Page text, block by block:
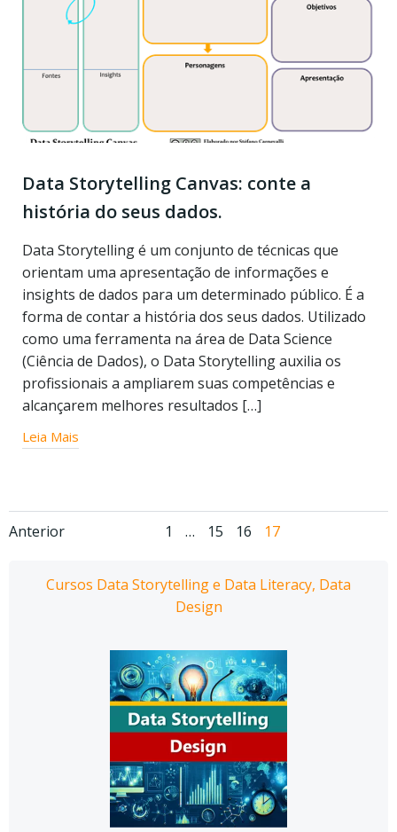
Data Storytelling Canvas: conte a
história do seus dados.
Data Storytelling é um conjunto de técnicas que
orientam uma apresentação de informações e
insights de dados para um determinado público. É a
forma de contar a história dos seus dados. Utilizado
como uma ferramenta na área de Data Science
(Ciência de Dados), o Data Storytelling auxilia os
profissionais a ampliarem suas competências e
alcançarem melhores resultados […]
Leia Mais
Navegação
por
Anterior
Navegação
por
Página
1 … Página
15 Página
16 Página
17
Cursos Data Storytelling e Data Literacy, Data
Design